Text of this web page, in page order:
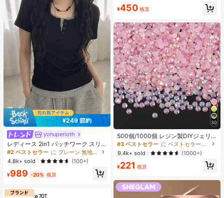
¥249 節約
yohuperloth
レディース 2in1 パッチワーク スリ
ムフィット 多用途 カジュアル 半袖T
シャツ ブラック 夏用
#2 ベストセラー
売り切れ間近！
#2 ベストセラー
に プレーン 無地のカジュアルTシャツ
売り切れ間近！
#2 ベストセラー
に プレーン 無地のカジュアルTシャツ
売り切れ間近！
#2 ベストセラー
に プレーン 無地のカジュアルTシャツ
売り切れ間近！
4.8k+ sold (100+)
¥989 -20% 概算
ューティーコスメメイクアップ
¥450 概算
30
500個/1000個 レジン製DIYジェリ
ーフラットバックラインストーン、
ミニラウンドラインストーン、スマ
ホケース、カップ、靴、ブーツ、衣
類装飾、ハンドメイドDIYアイドル
ファン、ネームタグ用
売り切れ間近！
#3 ベストセラー
に ベストセラーの裁縫用品 アパレル縫製・生地
売り切れ間近！
#3 ベストセラー
に ベストセラーの裁縫用品 アパレル縫製・生地
売り切れ間近！
#3 ベストセラー
に ベストセラーの裁縫用品 アパレル縫製・生地
売り切れ間近！
9.4k+ sold (1000+)
¥221 概算